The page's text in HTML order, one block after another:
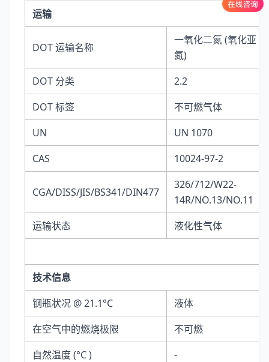
运输
DOT 运输名称
一氧化二氮 (氧化亚
氮)
DOT 分类
2.2
DOT 标签
不可燃气体
UN
UN 1070
CAS
10024-97-2
CGA/DISS/JIS/BS341/DIN477
326/712/W22-
14R/NO.13/NO.11
运输状态
液化性气体
技术信息
钢瓶状况 @ 21.1°C
液体
在空气中的燃烧极限
不可燃
自然温度 (°C )
-